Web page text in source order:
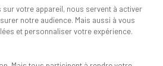
votre appareil, nous servent à activer
notre audience. Mais aussi à vous
et personnaliser votre expérience.
Mentions légales